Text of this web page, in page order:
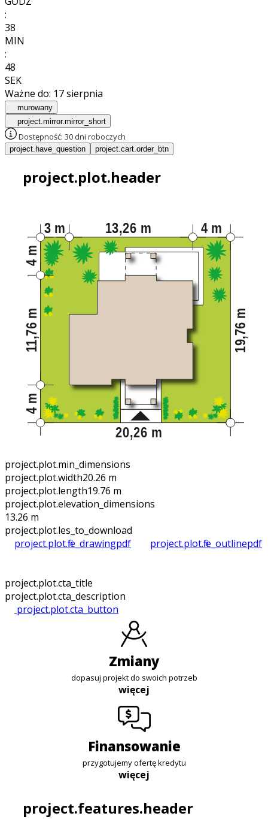
:
38
MIN
:
46
SEK
Ważne do: 17 sierpnia
murowany
project.mirror.mirror_short
Dostępność: 30 dni roboczych
project.have_question project.cart.order_btn
project.plot.header
project.plot.min_dimensions
project.plot.width20.26 m
project.plot.length19.76 m
project.plot.elevation_dimensions
13.26 m
project.plot.files_to_download
project.plot.file_drawingpdf project.plot.file_outlinepdf
project.plot.cta_title
project.plot.cta_description
project.plot.cta_button
zmiany
dopasuj projekt do swoich potrzeb
więcej
finansowanie
przygotujemy ofertę kredytu
więcej
project.features.header